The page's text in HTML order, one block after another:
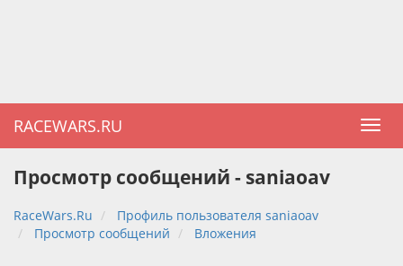
RACEWARS.RU
Просмотр сообщений - saniaoav
RaceWars.Ru
Профиль пользователя saniaoav
Просмотр сообщений
Вложения